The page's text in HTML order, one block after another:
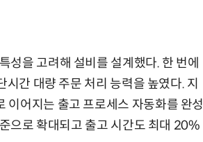
성을 고려해 설비를 설계했다. 한 번에
간 대량 주문 처리 능력을 높였다. 지
이어지는 출고 프로세스 자동화를 완성
으로 확대되고 출고 시간도 최대 20%